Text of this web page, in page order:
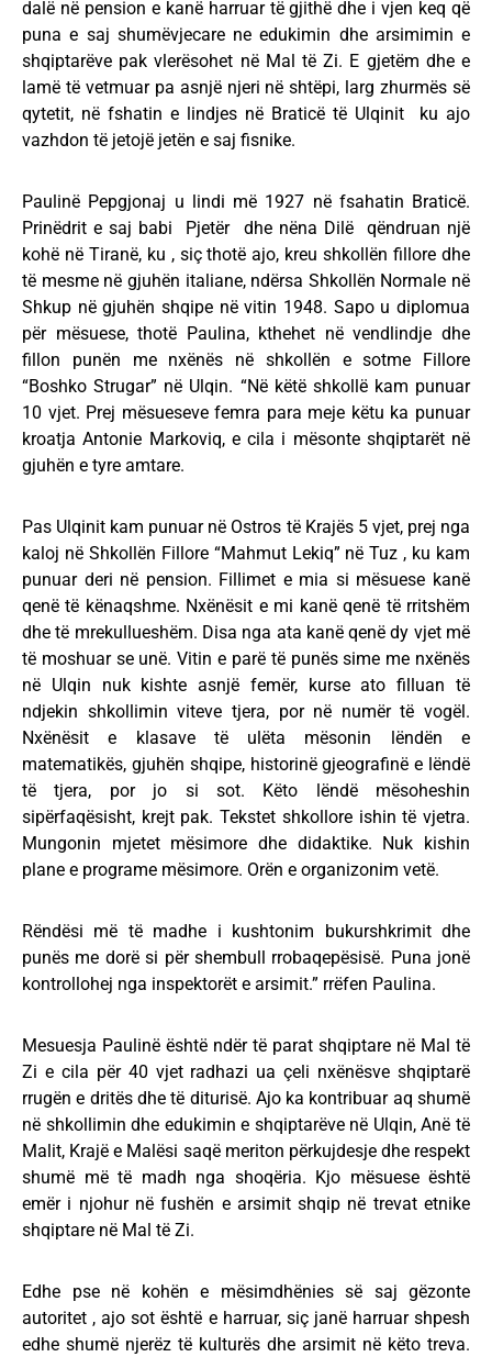
dalë në pension e kanë harruar të gjithë dhe i vjen keq që
puna e saj shumëvjecare ne edukimin dhe arsimimin e
shqiptarëve pak vlerësohet në Mal të Zi. E gjetëm dhe e
lamë të vetmuar pa asnjë njeri në shtëpi, larg zhurmës së
qytetit, në fshatin e lindjes në Braticë të Ulqinit ku ajo
vazhdon të jetojë jetën e saj fisnike.
Paulinë Pepgjonaj u lindi më 1927 në fsahatin Braticë.
Prinëdrit e saj babi Pjetër dhe nëna Dilë qëndruan një
kohë në Tiranë, ku , siç thotë ajo, kreu shkollën fillore dhe
të mesme në gjuhën italiane, ndërsa Shkollën Normale në
Shkup në gjuhën shqipe në vitin 1948. Sapo u diplomua
për mësuese, thotë Paulina, kthehet në vendlindje dhe
fillon punën me nxënës në shkollën e sotme Fillore
“Boshko Strugar” në Ulqin. “Në këtë shkollë kam punuar
10 vjet. Prej mësueseve femra para meje këtu ka punuar
kroatja Antonie Markoviq, e cila i mësonte shqiptarët në
gjuhën e tyre amtare.
Pas Ulqinit kam punuar në Ostros të Krajës 5 vjet, prej nga
kaloj në Shkollën Fillore “Mahmut Lekiq” në Tuz , ku kam
punuar deri në pension. Fillimet e mia si mësuese kanë
qenë të kënaqshme. Nxënësit e mi kanë qenë të rritshëm
dhe të mrekullueshëm. Disa nga ata kanë qenë dy vjet më
të moshuar se unë. Vitin e parë të punës sime me nxënës
në Ulqin nuk kishte asnjë femër, kurse ato filluan të
ndjekin shkollimin viteve tjera, por në numër të vogël.
Nxënësit e klasave të ulëta mësonin lëndën e
matematikës, gjuhën shqipe, historinë gjeografinë e lëndë
të tjera, por jo si sot. Këto lëndë mësoheshin
sipërfaqësisht, krejt pak. Tekstet shkollore ishin të vjetra.
Mungonin mjetet mësimore dhe didaktike. Nuk kishin
plane e programe mësimore. Orën e organizonim vetë.
Rëndësi më të madhe i kushtonim bukurshkrimit dhe
punës me dorë si për shembull rrobaqepësisë. Puna jonë
kontrollohej nga inspektorët e arsimit.” rrëfen Paulina.
Mesuesja Paulinë është ndër të parat shqiptare në Mal të
Zi e cila për 40 vjet radhazi ua çeli nxënësve shqiptarë
rrugën e dritës dhe të diturisë. Ajo ka kontribuar aq shumë
në shkollimin dhe edukimin e shqiptarëve në Ulqin, Anë të
Malit, Krajë e Malësi saqë meriton përkujdesje dhe respekt
shumë më të madh nga shoqëria. Kjo mësuese është
emër i njohur në fushën e arsimit shqip në trevat etnike
shqiptare në Mal të Zi.
Edhe pse në kohën e mësimdhënies së saj gëzonte
autoritet , ajo sot është e harruar, siç janë harruar shpesh
edhe shumë njerëz të kulturës dhe arsimit në këto treva.